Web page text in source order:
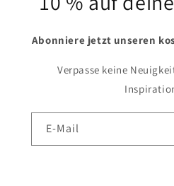
Abonniere jetzt unseren
Verpasse keine
E-Mail